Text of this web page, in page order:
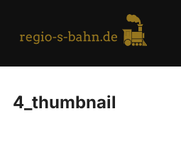
content
4_thumbnail